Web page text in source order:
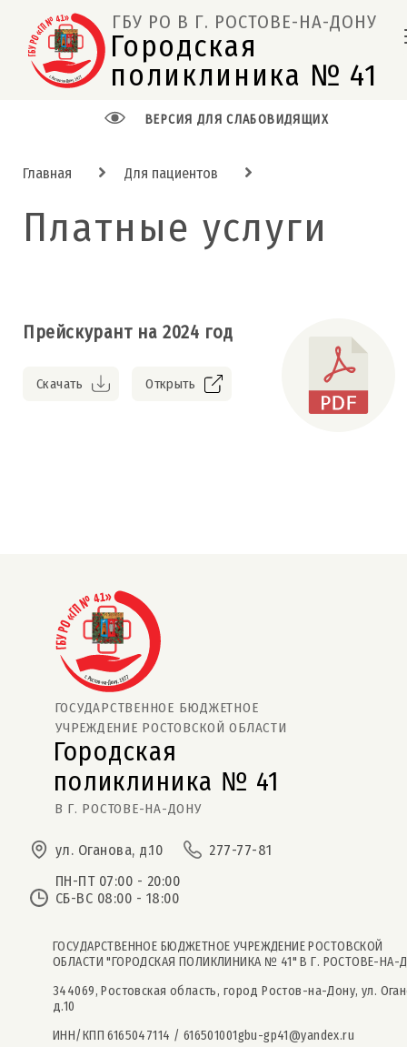
ГБУ РО В Г. РОСТОВЕ-НА-ДОНУ
Городская
поликлиника № 41
ВЕРСИЯ ДЛЯ СЛАБОВИДЯЩИХ
Главная Для пациентов
Платные услуги
Прейскурант на 2024 год
Скачать Открыть
В Г. РОСТОВЕ-НА-ДОНУ
ГОСУДАРСТВЕННОЕ БЮДЖЕТНОЕ
поликлиника № 41
УЧРЕЖДЕНИЕ РОСТОВСКОЙ ОБЛАСТИ
Городская
ул. Оганова, д.10
277-77-81
ПН-ПТ 07:00 - 20:00
СБ-ВС 08:00 - 18:00
ГОСУДАРСТВЕННОЕ БЮДЖЕТНОЕ УЧРЕЖДЕНИЕ РОСТОВСКОЙ
ОБЛАСТИ "ГОРОДСКАЯ ПОЛИКЛИНИКА № 41" В Г. РОСТОВЕ-НА-
344069, Ростовская область, город Ростов-на-Дону, ул.
д.10
ИНН/КПП 6165047114 / 616501001gbu-gp41@yandex.ru